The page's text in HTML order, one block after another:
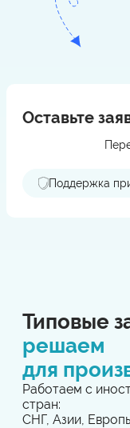
Оставьте
Поддержка
Типовые
решаем
для
Работаем с
стран:
СНГ, Азии,